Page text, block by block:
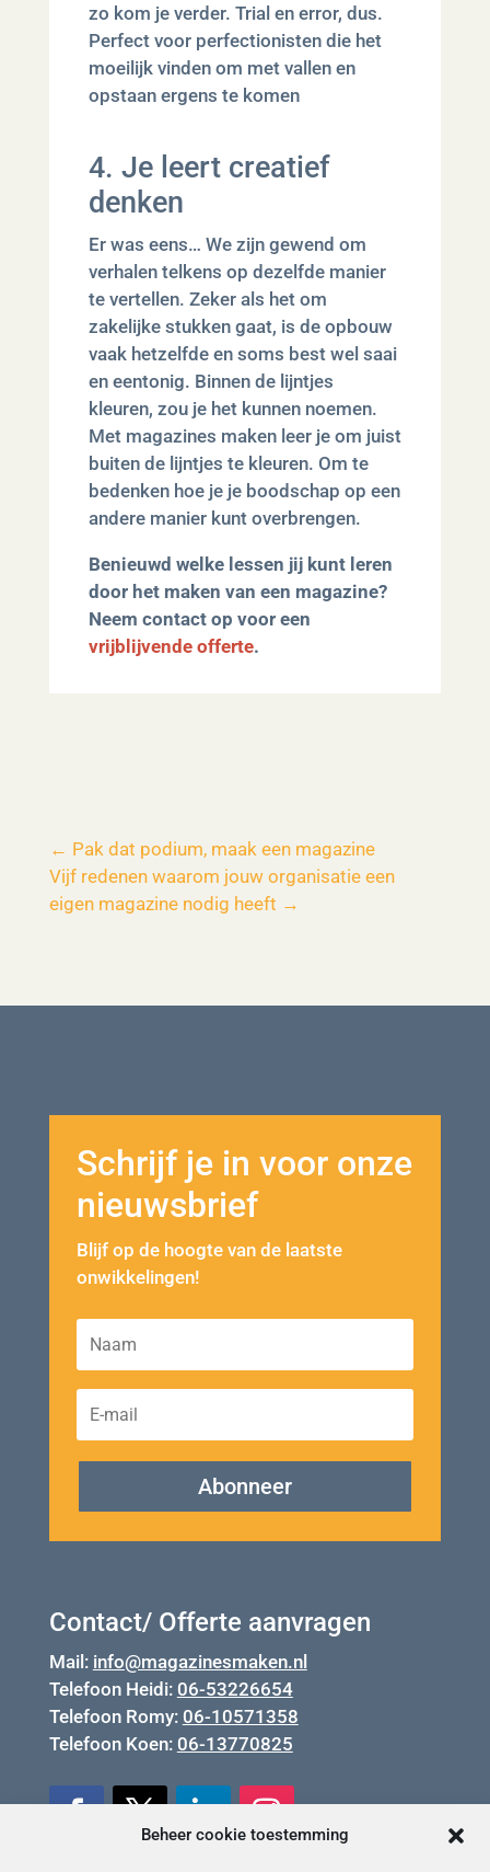
Beheer cookie toestemming
zo kom je verder. Trial en error, dus.
Perfect voor perfectionisten die het
moeilijk vinden om met vallen en
opstaan ergens te komen
4. Je leert creatief
denken
Er was eens… We zijn gewend om
verhalen telkens op dezelfde manier
te vertellen. Zeker als het om
zakelijke stukken gaat, is de opbouw
vaak hetzelfde en soms best wel saai
en eentonig. Binnen de lijntjes
kleuren, zou je het kunnen noemen.
Met magazines maken leer je om juist
buiten de lijntjes te kleuren. Om te
bedenken hoe je je boodschap op een
andere manier kunt overbrengen.
Benieuwd welke lessen jij kunt leren
door het maken van een magazine?
Neem contact op voor een
vrijblijvende offerte.
← Pak dat podium, maak een magazine
Vijf redenen waarom jouw organisatie een
eigen magazine nodig heeft →
Schrijf je in voor onze
nieuwsbrief
Blijf op de hoogte van de laatste
onwikkelingen!
Abonneer
Contact/ Offerte aanvragen
Mail: info@magazinesmaken.nl
Telefoon Heidi: 06-53226654
Telefoon Romy: 06-10571358
Telefoon Koen: 06-13770825